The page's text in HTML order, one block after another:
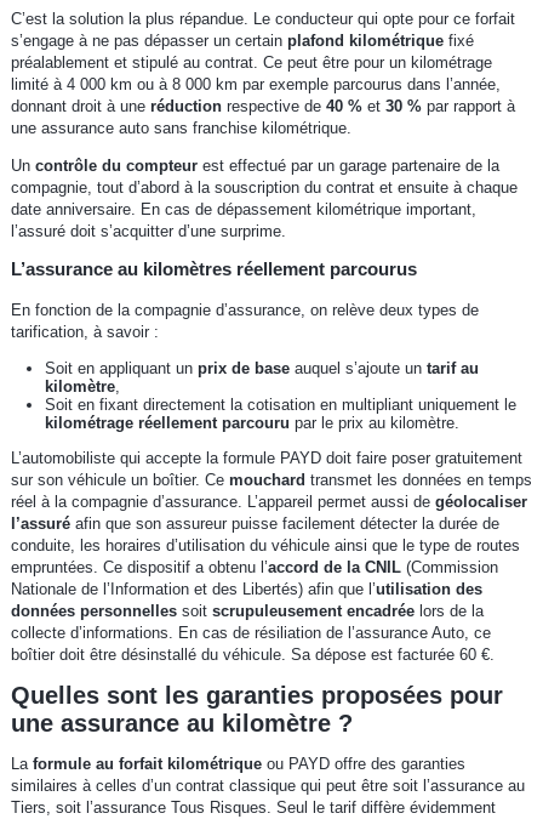
C’est la solution la plus répandue. Le conducteur qui opte pour ce forfait
s’engage à ne pas dépasser un certain plafond kilométriquefixé
préalablement et stipulé au contrat. Ce peut être pour un kilométrage
limité à 4 000 km ou à 8 000 km par exemple parcourus dans l’année,
donnant droit à une réductionrespective de 40 %et 30 %par rapport à
une assurance auto sans franchise kilométrique.
Un contrôle du compteurest effectué par un garage partenaire de la
compagnie, tout d’abord à la souscription du contrat et ensuite à chaque
date anniversaire. En cas de dépassement kilométrique important,
l’assuré doit s’acquitter d’une surprime.
L’assurance au kilomètres réellement parcourus
En fonction de la compagnie d’assurance, on relève deux types de
tarification, à savoir :
Soit en appliquant un prix de baseauquel s’ajoute un tarif au
kilomètre,
Soit en fixant directement la cotisation en multipliant uniquement le
kilométrage réellement parcouru par le prix au kilomètre.
L’automobiliste qui accepte la formule PAYD doit faire poser gratuitement
sur son véhicule un boîtier. Ce mouchard transmet les données en temps
réel à la compagnie d’assurance. L’appareil permet aussi de géolocaliser
l’assuréafin que son assureur puisse facilement détecter la durée de
conduite, les horaires d’utilisation du véhicule ainsi que le type de routes
empruntées. Ce dispositif a obtenu l’accord de la CNIL (Commission
Nationale de l’Information et des Libertés) afin que l’utilisation des
données personnelles soit scrupuleusement encadrée lors de la
collecte d’informations. En cas de résiliation de l’assurance Auto, ce
boîtier doit être désinstallé du véhicule. Sa dépose est facturée 60 €.
Quelles sont les garanties proposées pour
une assurance au kilomètre ?
La formule au forfait kilométriqueou PAYD offre des garanties
similaires à celles d’un contrat classique qui peut être soit l’assurance au
Tiers, soit l’assurance Tous Risques. Seul le tarif diffère évidemment